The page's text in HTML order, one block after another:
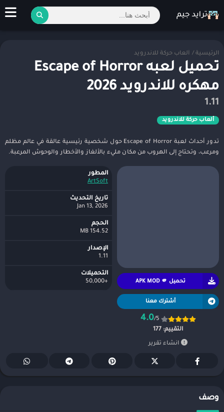
الرئيسية / ألعاب حركة للاندرويد
تحميل لعبه Escape of Horror
مهكره للاندرويد 2026
1.11
ألعاب حركة للاندرويد
تدور أحداث لعبة Escape of Horror حول شخصية رئيسية عالقة في عالم مظلم
ومرعب، وتحتاج إلى الهروب من مكان مليء بالألغاز والأخطار والوحوش المرعبة.
تحميل APK MOD 🫵
أشترك معنا
4.0/5
التقييم: 177
انشاء تقرير
المطور
ArtSoft
تاريخ التحديث
Jan 13, 2026
الحجم
154.52 MB
الإصدار
1.11
التحميلات
+50,000
وصف